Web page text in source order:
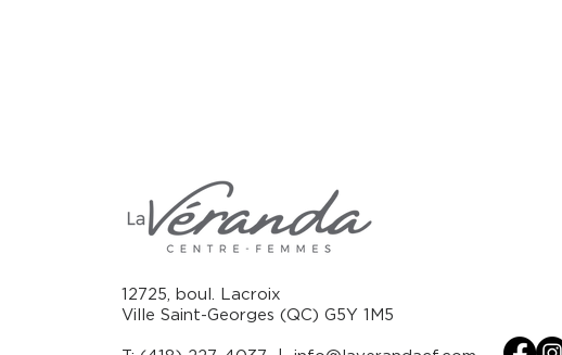
12725, boul. Lacroix
Ville Saint-Georges (QC) G5Y 1M5